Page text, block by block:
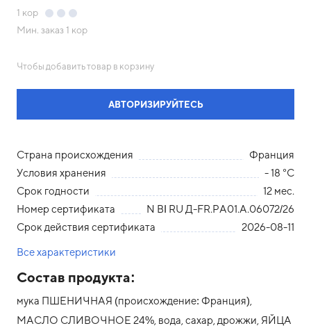
1 кор
Мин. заказ 1 кор
Чтобы добавить товар в корзину
АВТОРИЗИРУЙТЕСЬ
Страна происхождения
Франция
Условия хранения
- 18 °С
Срок годности
12 мес.
Номер сертификата
N ВІ RU Д-FR.PA01.А.06072/26
Срок действия сертификата
2026-08-11
Все характеристики
Состав продукта:
мука ПШЕНИЧНАЯ (происхождение: Франция),
МАСЛО СЛИВОЧНОЕ 24%, вода, сахар, дрожжи, ЯЙЦА